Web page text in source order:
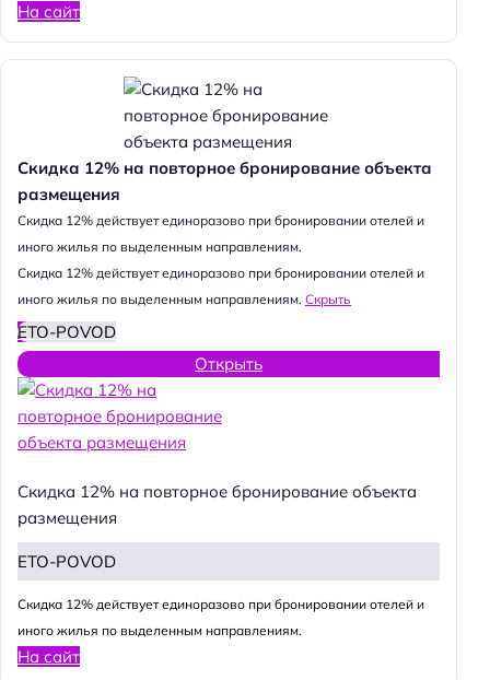
На сайт
Скидка 12% на повторное бронирование объекта
размещения
Cкидка 12% действует единоразово при бронировании отелей и
иного жилья по выделенным направлениям.
Cкидка 12% действует единоразово при бронировании отелей и
иного жилья по выделенным направлениям. Скрыть
ETO-POVOD
Открыть
Скидка 12% на повторное бронирование объекта
размещения
ETO-POVOD
Cкидка 12% действует единоразово при бронировании отелей и
иного жилья по выделенным направлениям.
На сайт